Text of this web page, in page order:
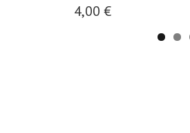
4,00 €